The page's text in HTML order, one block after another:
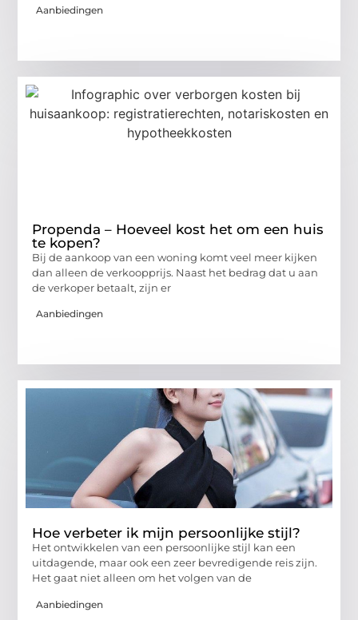
Aanbiedingen
Propenda – Hoeveel kost het om een huis
te kopen?
Bij de aankoop van een woning komt veel meer kijken
dan alleen de verkoopprijs. Naast het bedrag dat u aan
de verkoper betaalt, zijn er
Aanbiedingen
Hoe verbeter ik mijn persoonlijke stijl?
Het ontwikkelen van een persoonlijke stijl kan een
uitdagende, maar ook een zeer bevredigende reis zijn.
Het gaat niet alleen om het volgen van de
Aanbiedingen